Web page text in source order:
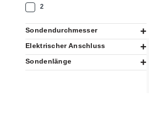
2
Sondendurchmesser
Elektrischer Anschluss
Sondenlänge